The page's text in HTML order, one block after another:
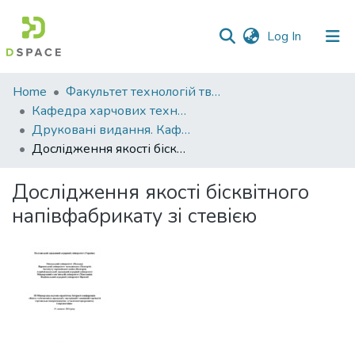
Log In (current)
Communities
&
Collections
All of DSpace
Statistics
Home
Факультет технологій тваринництва та продовольства
Кафедра харчових технологій
Друковані видання. Кафедра харчових технологій
Дослідження якості бісквітного напівфабрикату зі стевією
Дослідження якості бісквітного
напівфабрикату зі стевією